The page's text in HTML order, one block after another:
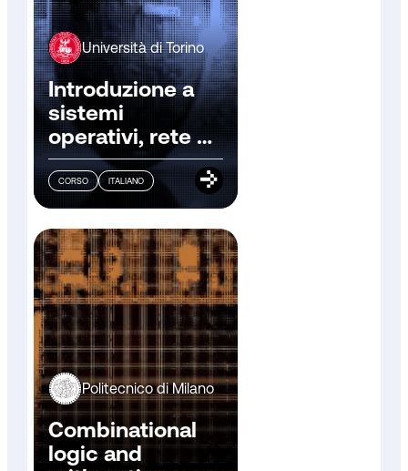
Università di Torino
Introduzione a
sistemi
operativi, rete e
sicurezza
CORSO ITALIANO
Politecnico di Milano
Combinational
logic and